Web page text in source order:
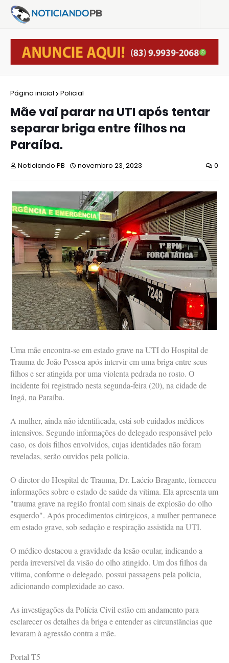
Página inicial Policial
Mãe vai parar na UTI após tentar
separar briga entre filhos na
Paraíba.
Noticiando PB novembro 23, 2023 0
Uma mãe encontra-se em estado grave na UTI do Hospital de
Trauma de João Pessoa após intervir em uma briga entre seus
filhos e ser atingida por uma violenta pedrada no rosto. O
incidente foi registrado nesta segunda-feira (20), na cidade de
Ingá, na Paraíba.
A mulher, ainda não identificada, está sob cuidados médicos
intensivos. Segundo informações do delegado responsável pelo
caso, os dois filhos envolvidos, cujas identidades não foram
reveladas, serão ouvidos pela polícia.
O diretor do Hospital de Trauma, Dr. Laécio Bragante, forneceu
informações sobre o estado de saúde da vítima. Ela apresenta um
"trauma grave na região frontal com sinais de explosão do olho
esquerdo". Após procedimentos cirúrgicos, a mulher permanece
em estado grave, sob sedação e respiração assistida na UTI.
O médico destacou a gravidade da lesão ocular, indicando a
perda irreversível da visão do olho atingido. Um dos filhos da
vítima, conforme o delegado, possui passagens pela polícia,
adicionando complexidade ao caso.
As investigações da Polícia Civil estão em andamento para
esclarecer os detalhes da briga e entender as circunstâncias que
levaram à agressão contra a mãe.
Portal T5